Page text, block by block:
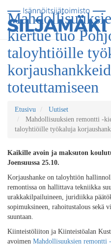
kiertue tuo
taloyhtiöille
toteuttamiseen
Etusivu
Uutiset
Mahdollisuuksien remontti -
taloyhtiöille työkaluja
Kaikille avoin ja maksuton
Joensuussa 25.10.
Korjaushanke on taloyhtiön
remontissa on hallittava tekniikka
urakkakilpailuineen, juridiikka
sopimuksineen, rahoitustalous sekä
suuntaan.
Kiinteistöliiton ja Kiinteistöalan
avoimen Mahdollisuuksien remontti